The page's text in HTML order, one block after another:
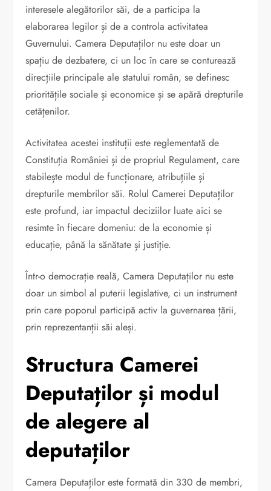
interesele alegătorilor săi, de a participa la
elaborarea legilor și de a controla activitatea
Guvernului. Camera Deputaților nu este doar un
spațiu de dezbatere, ci un loc în care se conturează
direcțiile principale ale statului român, se definesc
prioritățile sociale și economice și se apără drepturile
cetățenilor.
Activitatea acestei instituții este reglementată de
Constituția României și de propriul Regulament, care
stabilește modul de funcționare, atribuțiile și
drepturile membrilor săi. Rolul Camerei Deputaților
este profund, iar impactul deciziilor luate aici se
resimte în fiecare domeniu: de la economie și
educație, până la sănătate și justiție.
Într-o democrație reală, Camera Deputaților nu este
doar un simbol al puterii legislative, ci un instrument
prin care poporul participă activ la guvernarea țării,
prin reprezentanții săi aleși.
Structura Camerei
Deputaților și modul
de alegere al
deputaților
Camera Deputaților este formată din 330 de membri,